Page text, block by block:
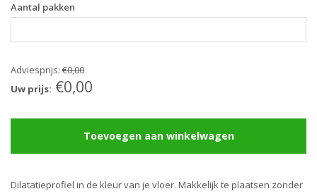
Aantal pakken
Adviesprijs: €0,00
Uw prijs: €0,00
Toevoegen aan winkelwagen
Dilatatieprofiel in de kleur van je vloer. Makkelijk te plaatsen zonder